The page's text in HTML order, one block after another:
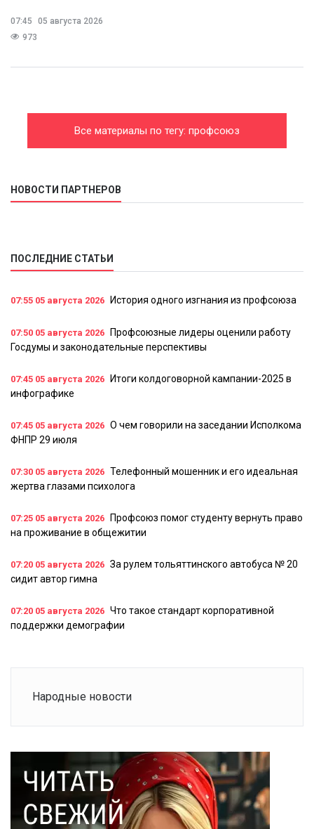
07:45
05 августа 2026
973
Все материалы по тегу: профсоюз
НОВОСТИ ПАРТНЕРОВ
ПОСЛЕДНИЕ СТАТЬИ
07:55 05 августа 2026 История одного изгнания из профсоюза
07:50 05 августа 2026
Профсоюзные лидеры оценили работу
Госдумы и законодательные перспективы
07:45 05 августа 2026
Итоги колдоговорной кампании-2025 в
инфографике
07:45 05 августа 2026 О чем говорили на заседании Исполкома
ФНПР 29 июля
07:30 05 августа 2026 Телефонный мошенник и его идеальная
жертва глазами психолога
07:25 05 августа 2026
Профсоюз помог студенту вернуть право
на проживание в общежитии
07:20 05 августа 2026 За рулем тольяттинского автобуса № 20
сидит автор гимна
07:20 05 августа 2026 Что такое стандарт корпоративной
поддержки демографии
Народные новости